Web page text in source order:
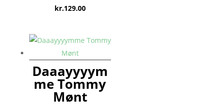
kr.129.00
Daaayyyym
me Tommy
Mønt